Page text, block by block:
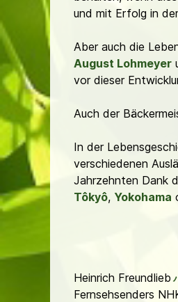
und mit Erfolg in
Aber auch die
August Lohmeyer
vor dieser
Auch der
In der
verschiedenen
Jahrzehnten Dank
Tôkyô, Yokohama
Heinrich Freundlieb
Fernsehsenders